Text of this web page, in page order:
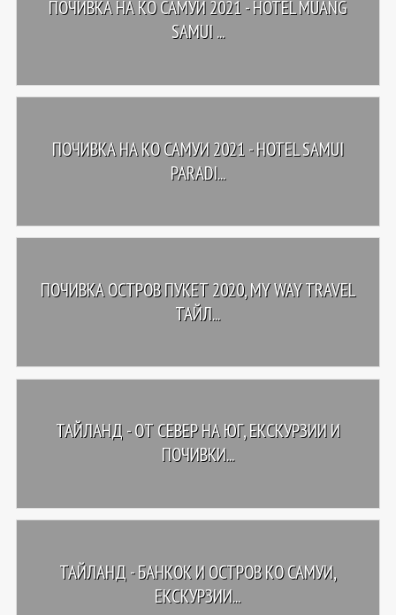
ПОЧИВКА НА КО САМУИ 2021 - HOTEL MUANG
SAMUI ...
ПОЧИВКА НА КО САМУИ 2021 - HOTEL SAMUI
PARADI...
ПОЧИВКА ОСТРОВ ПУКЕТ 2020, MY WAY TRAVEL
ТАЙЛ...
ТАЙЛАНД - OТ СЕВЕР НА ЮГ, ЕКСКУРЗИИ И
ПОЧИВКИ...
ТАЙЛАНД - БАНКОК И ОСТРОВ КО САМУИ,
ЕКСКУРЗИИ...